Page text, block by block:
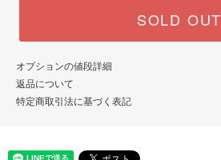
SOLD OUT
オプションの値段詳細
返品について
特定商取引法に基づく表記